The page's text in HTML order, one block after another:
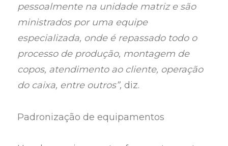
pessoalmente na unidade matriz e são
ministrados por uma equipe
especializada, onde é repassado todo o
processo de produção, montagem de
copos, atendimento ao cliente, operação
do caixa, entre outros”, diz.
Padronização de equipamentos